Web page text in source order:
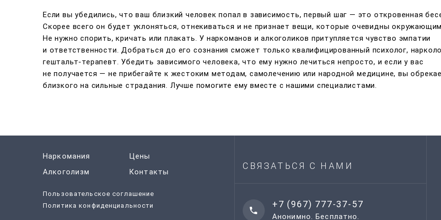
Если вы убедились, что ваш близкий человек попал в зависимость, первый шаг — это откровенная
Скорее всего он будет уклоняться, отнекиваться и не признает вещи, которые очевидны
Не нужно спорить, кричать или плакать. У наркоманов и алкоголиков притупляется чувство эмпатии
и ответственности. Добраться до его сознания сможет только квалифицированный психолог,
гештальт-терапевт. Убедить зависимого человека, что ему нужно лечиться непросто, и если у вас
не получается — не прибегайте к жестоким методам, самолечению или народной медицине, вы
близкого на сильные страдания. Лучше помогите ему вместе с нашими специалистами.
Наркомания
Алкоголизм
Цены
Контакты
Пользовательское соглашение
Политика конфиденциальности
СВЯЗАТЬСЯ С НАМИ
+7 (967) 777-37-57
Анонимно. Бесплатно.